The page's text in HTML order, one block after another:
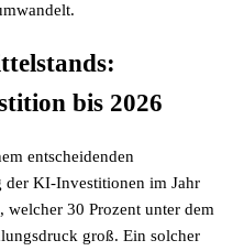
bis 2026
entscheidenden
der KI-Investitionen im Jahr
welcher 30 Prozent unter dem
groß. Ein solcher